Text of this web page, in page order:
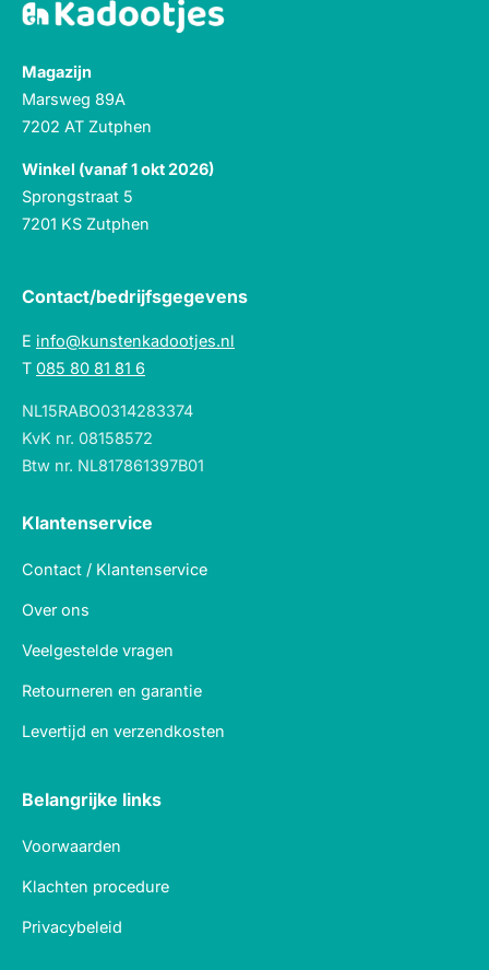
Magazijn
Marsweg 89A
7202 AT Zutphen
Winkel (vanaf 1 okt 2026)
Sprongstraat 5
7201 KS Zutphen
Contact/bedrijfsgegevens
E info@kunstenkadootjes.nl
T 085 80 81 81 6
NL15RABO0314283374
KvK nr. 08158572
Btw nr. NL817861397B01
Klantenservice
Contact / Klantenservice
Over ons
Veelgestelde vragen
Retourneren en garantie
Levertijd en verzendkosten
Belangrijke links
Voorwaarden
Klachten procedure
Privacybeleid